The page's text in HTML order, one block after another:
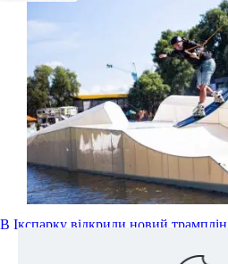
В Ікспарку відкрили новий трамплін